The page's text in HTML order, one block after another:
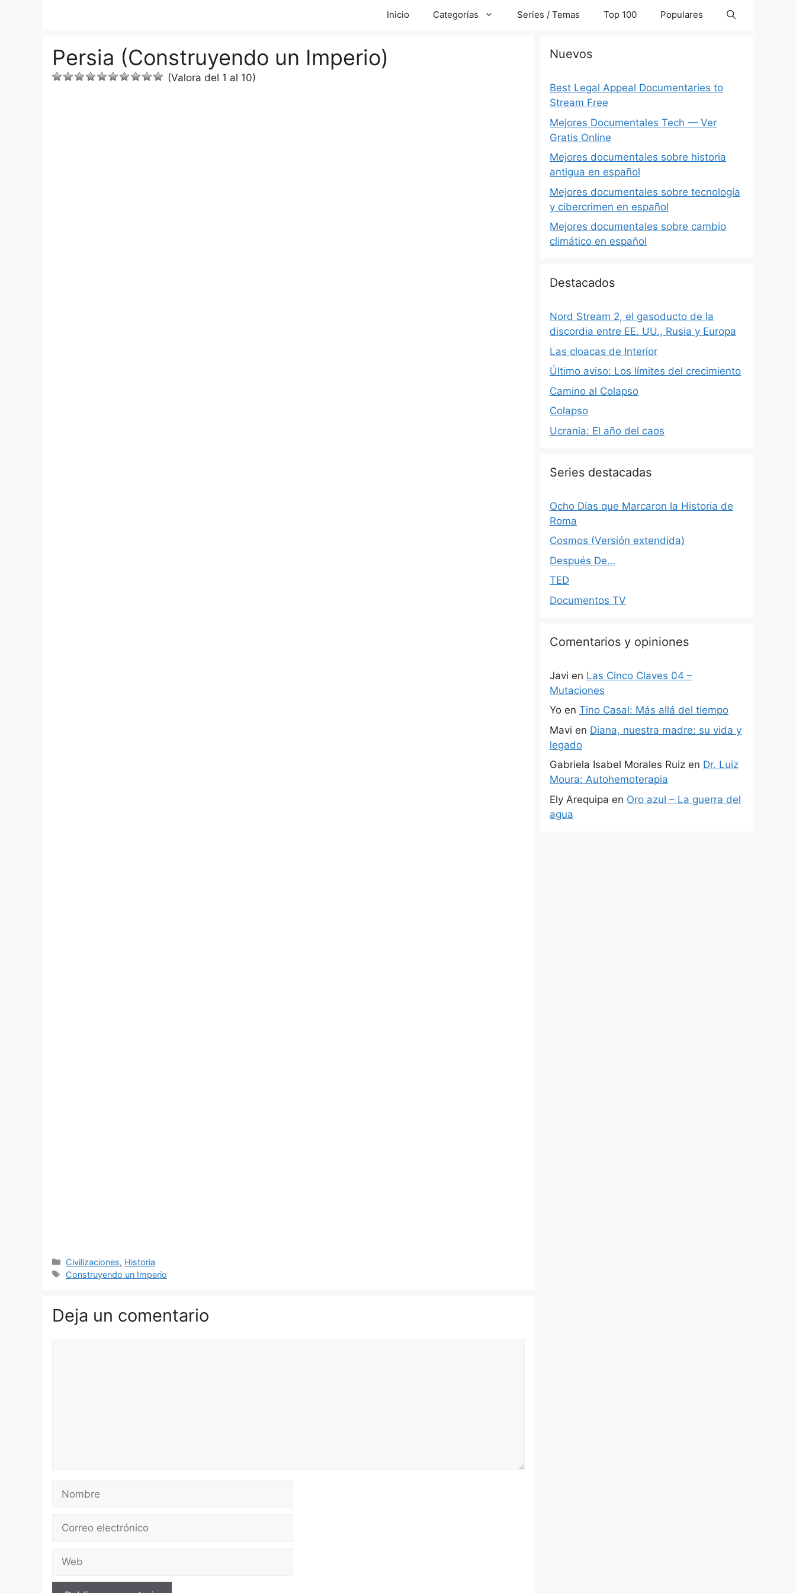
Inicio Categorías Series / Temas Top 100 Populares
Persia (Construyendo un Imperio)
(Valora del 1 al 10)
Categorías
Civilizaciones, Historia
Etiquetas
Construyendo un Imperio
Deja un comentario
electrónico
Nuevos
Best Legal Appeal Documentaries to
Stream Free
Mejores Documentales Tech — Ver
Gratis Online
Mejores documentales sobre historia
antigua en español
Mejores documentales sobre tecnología
y cibercrimen en español
Mejores documentales sobre cambio
climático en español
Destacados
Nord Stream 2, el gasoducto de la
discordia entre EE. UU., Rusia y Europa
Las cloacas de Interior
Último aviso: Los límites del crecimiento
Camino al Colapso
Colapso
Ucrania: El año del caos
Series destacadas
Ocho Días que Marcaron la Historia de
Roma
Cosmos (Versión extendida)
Después De…
TED
Documentos TV
Comentarios y opiniones
Javi en Las Cinco Claves 04 –
Mutaciones
Yo en Tino Casal: Más allá del tiempo
Mavi en Diana, nuestra madre: su vida y
legado
Gabriela Isabel Morales Ruiz en Dr. Luiz
Moura: Autohemoterapia
Ely Arequipa en Oro azul – La guerra del
agua